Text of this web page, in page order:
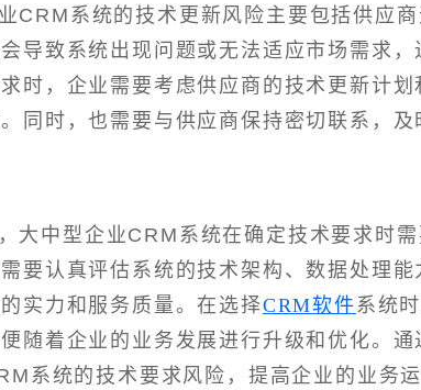
CRM系统的技术更新风险主要包括供应
导致系统出现问题或无法适应市场需求，
时，企业需要考虑供应商的技术更新计
同时，也需要与供应商保持密切联系，
大中型企业CRM系统在确定技术要求时
要认真评估系统的技术架构、数据处理
实力和服务质量。在选择CRM软件 系统
随着企业的业务发展进行升级和优化。
系统的技术要求风险，提高企业的业务